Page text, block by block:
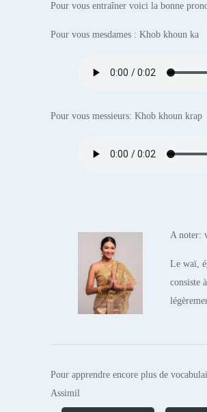
Pour vous entraîner voici la bonne
Pour vous mesdames : Khob khoun ka
Pour vous messieurs: Khob khoun krap
A noter:
Le waï,
consiste
Pour apprendre encore plus de
Assimil